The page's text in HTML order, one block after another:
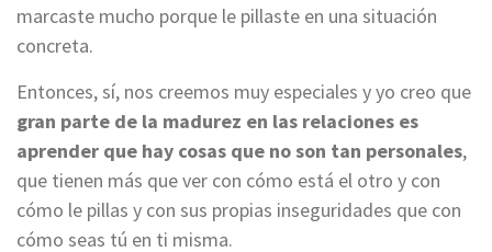
marcaste mucho porque le pillaste en una situación
concreta.
Entonces, sí, nos creemos muy especiales y yo creo que
gran parte de la madurez en las relaciones es
aprender que hay cosas que no son tan personales,
que tienen más que ver con cómo está el otro y con
cómo le pillas y con sus propias inseguridades que con
cómo seas tú en ti misma.